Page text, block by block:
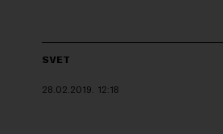
SVET
28.02.2019. 12:18